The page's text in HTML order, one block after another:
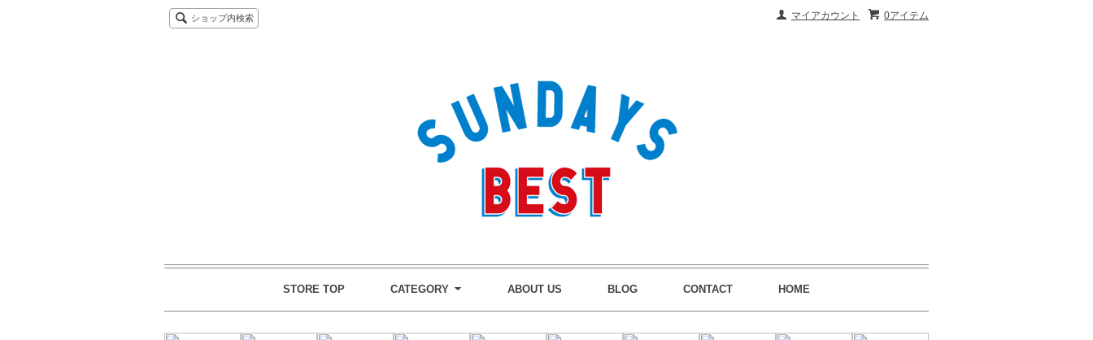
0アイテム
マイアカウント
ショップ内検索
STORE TOP CATEGORY ABOUT US BLOG CONTACT HOME